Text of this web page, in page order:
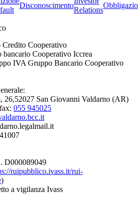
Disconoscimento
Relations
Credito Cooperativo
bancario Cooperativo Iccrea
IVA Gruppo Bancario Cooperativo
26,52027 San Giovanni Valdarno (AR)
055 945025
D000089049
ruipubblico.ivass.it/rui-
)
a vigilanza Ivass